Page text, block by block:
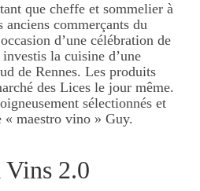
que cheffe et sommelier à
commerçants du
d’une célébration de
la cuisine d’une
de Rennes. Les produits
des Lices le jour même.
sélectionnés et
« maestro vino » Guy.
Vins 2.0